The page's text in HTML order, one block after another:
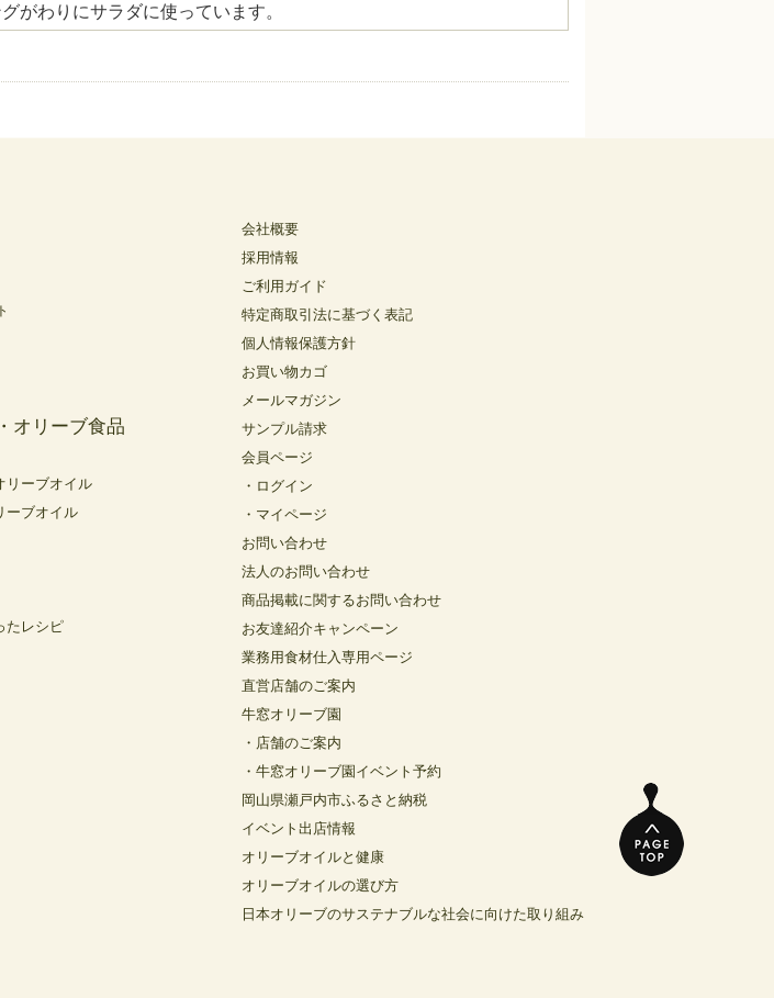
がわりにサラダに使っています。
オリーブ食品
リーブオイル
ーブオイル
たレシピ
会社概要
採用情報
ご利用ガイド
特定商取引法に基づく表記
個人情報保護方針
お買い物カゴ
メールマガジン
サンプル請求
会員ページ
・ログイン
・マイページ
お問い合わせ
法人のお問い合わせ
商品掲載に関するお問い合わせ
お友達紹介キャンペーン
業務用食材仕入専用ページ
直営店舗のご案内
牛窓オリーブ園
・店舗のご案内
・牛窓オリーブ園イベント予約
岡山県瀬戸内市ふるさと納税
イベント出店情報
オリーブオイルと健康
オリーブオイルの選び方
日本オリーブのサステナブルな社会に向けた取り組み